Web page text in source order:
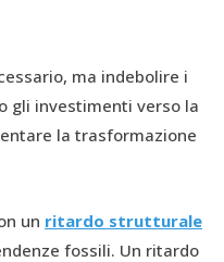
ma indebolire i
gli investimenti verso la
la trasformazione
un ritardo strutturale
fossili. Un ritardo